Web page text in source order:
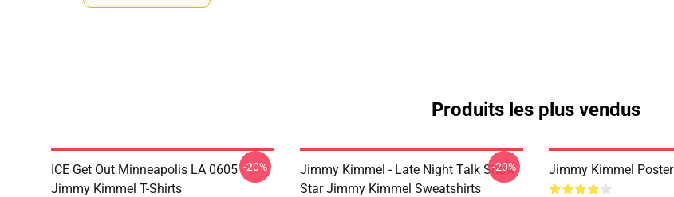
Produits les plus vendus
ICE Get Out Minneapolis LA 0605
Jimmy Kimmel T-Shirts
-20%
Jimmy Kimmel - Late Night Talk Show
Star Jimmy Kimmel Sweatshirts
-20% Jimmy Kimmel Poster